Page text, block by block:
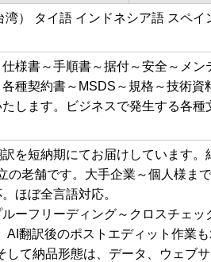
） タイ語 インドネシア語 スペ
様書～手順書～据付～安全～メ
種契約書～MSDS～規格～技術資
します。ビジネスで発生する各種
を短納期にてお届けしています
老舗です。大手企業～個人様ま
ほぼ全言語対応。
ーフリーディング～クロスチェッ
翻訳後のポストエディット作業
て納品形態は、データ、ウェブ